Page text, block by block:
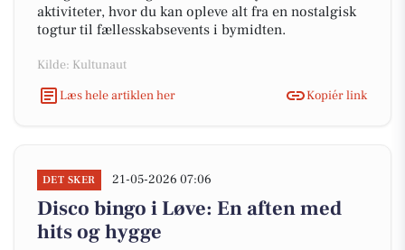
aktiviteter, hvor du kan opleve alt fra en nostalgisk
togtur til fællesskabsevents i bymidten.
Kilde: Kultunaut
Læs hele artiklen her
Kopiér link
DET SKER 21-05-2026 07:06
Disco bingo i Løve: En aften med
hits og hygge